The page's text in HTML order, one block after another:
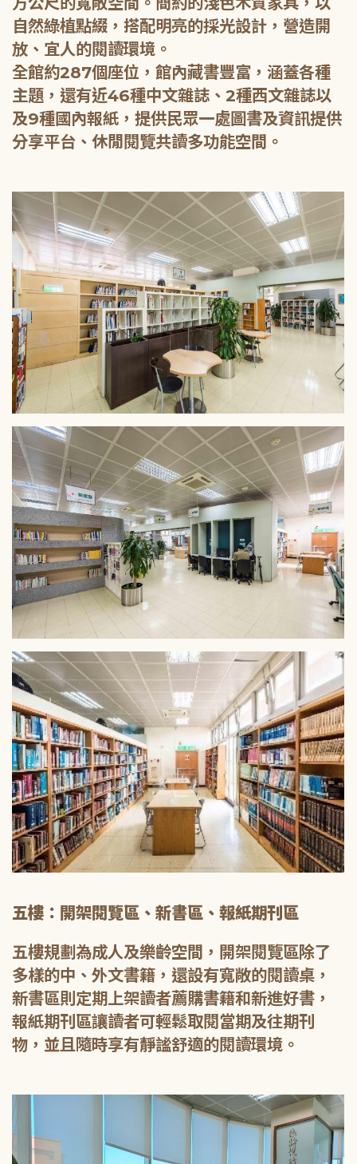
自然綠植點綴，搭配明亮的採光設計，營造開
放、宜人的閱讀環境。
全館約287個座位，館內藏書豐富，涵蓋各種
主題，還有近46種中文雜誌、2種西文雜誌以
及9種國內報紙，提供民眾一處圖書及資訊提供
五樓：開架閱覽區、新書區、報紙期刊區
五樓規劃為成人及樂齡空間，開架閱覽區除了
多樣的中、外文書籍，還設有寬敞的閱讀桌，
新書區則定期上架讀者薦購書籍和新進好書，
報紙期刊區讓讀者可輕鬆取閱當期及往期刊
物，並且隨時享有靜謐舒適的閱讀環境。